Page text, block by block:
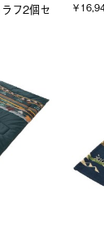
フ2個セ
￥